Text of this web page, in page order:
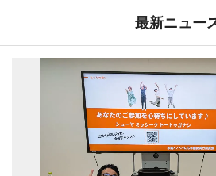
最新ニュー